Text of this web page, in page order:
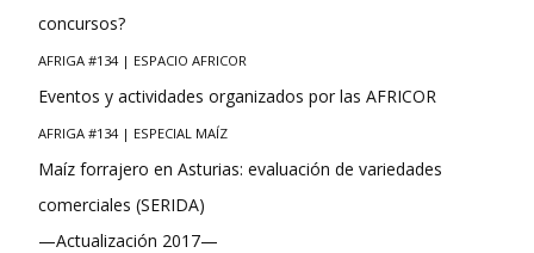
concursos?
AFRIGA #134 | ESPACIO AFRICOR
Eventos y actividades organizados por las AFRICOR
AFRIGA #134 | ESPECIAL MAÍZ
Maíz forrajero en Asturias: evaluación de variedades
comerciales (SERIDA)
—Actualización 2017—